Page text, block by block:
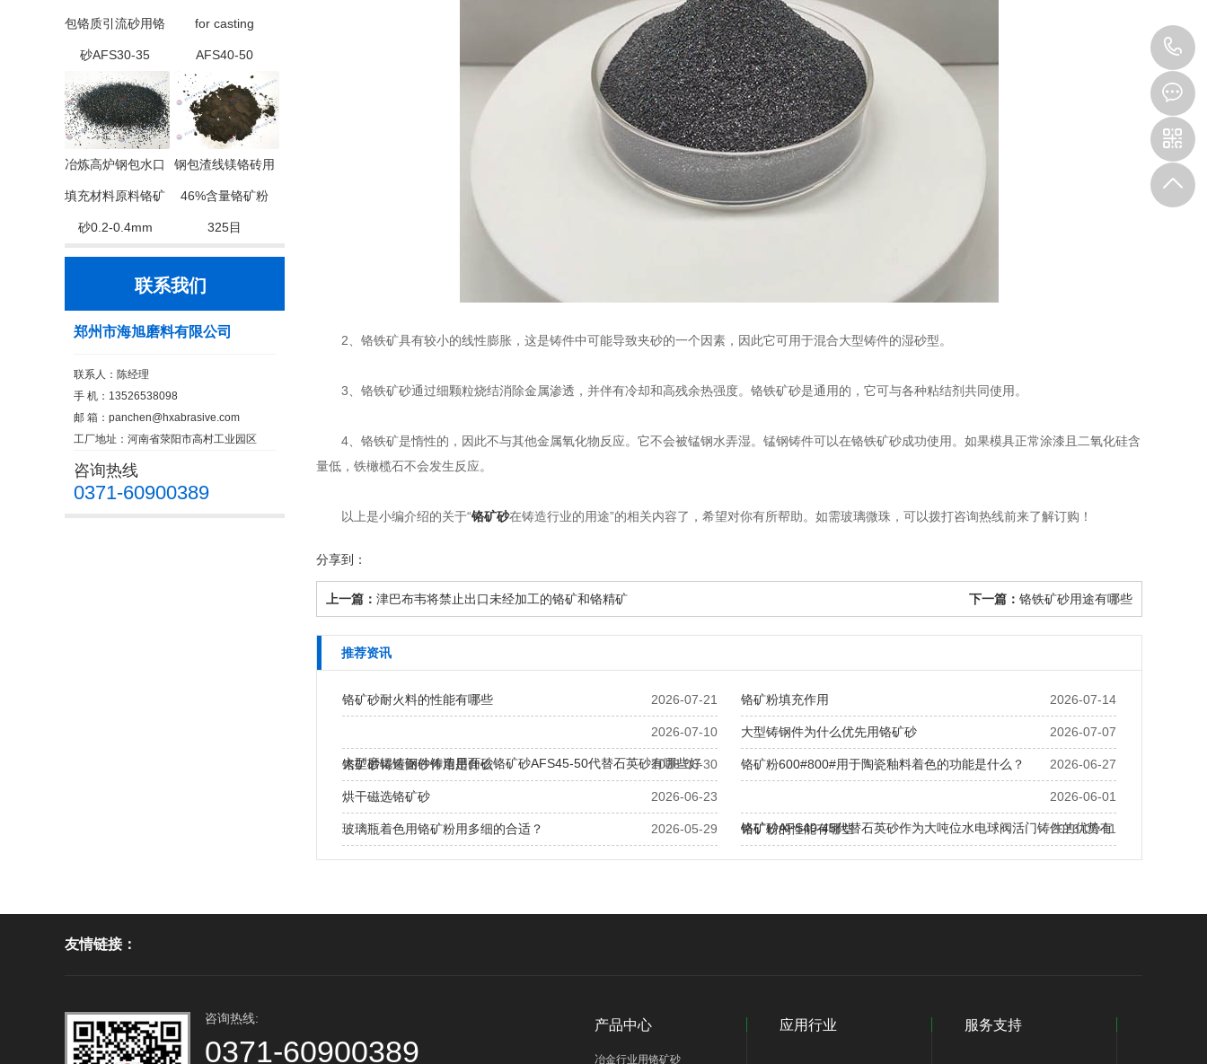
包铬质引流砂用铬
砂AFS30-35
for casting
AFS40-50
冶炼高炉钢包水口
填充材料原料铬矿
砂0.2-0.4mm
钢包渣线镁铬砖用
46%含量铬矿粉
325目
联系我们
郑州市海旭磨料有限公司
联系人：陈经理
手 机：13526538098
邮 箱： panchen@hxabrasive.com
工厂地址：河南省荥阳市高村工业园区
咨询热线
0371-60900389
2、铬铁矿具有较小的线性膨胀，这是铸件中可能导致夹砂的一个因素，因此它可用于混合大型铸件的湿砂型。
3、铬铁矿砂通过细颗粒烧结消除金属渗透，并伴有冷却和高残余热强度。铬铁矿砂是通用的，它可与各种粘结剂共同使用。
4、铬铁矿是惰性的，因此不与其他金属氧化物反应。它不会被锰钢水弄湿。锰钢铸件可以在铬铁矿砂成功使用。如果模具正常涂漆且二氧化硅含
量低，铁橄榄石不会发生反应。
以上是小编介绍的关于“铬矿砂在铸造行业的用途”的相关内容了，希望对你有所帮助。如需玻璃微珠，可以拨打咨询热线前来了解订购！
分享到：
上一篇： 津巴布韦将禁止出口未经加工的铬矿和铬精矿 下一篇： 铬铁矿砂用途有哪些
推荐资讯
2026-07-21
铬矿砂耐火料的性能有哪些 2026-07-14
铬矿粉填充作用
2026-07-10
大型磨辊铸钢件铸造用面砂铬矿砂AFS45-50代替石英砂有哪些好
处？
2026-07-07
大型铸钢件为什么优先用铬矿砂
2026-06-30
铬矿砂铸造面砂作用是什么 2026-06-27
铬矿粉600#800#用于陶瓷釉料着色的功能是什么？
2026-06-23
烘干磁选铬矿砂 2026-06-01
铬矿砂AFS40-45代替石英砂作为大吨位水电球阀活门铸件的优势有
哪些？
2026-05-29
玻璃瓶着色用铬矿粉用多细的合适？ 2026-05-11
铬矿粉的性能有哪些
友情链接：
咨询热线:
0371-60900389
产品中心
冶金行业用铬矿砂
应用行业 服务支持